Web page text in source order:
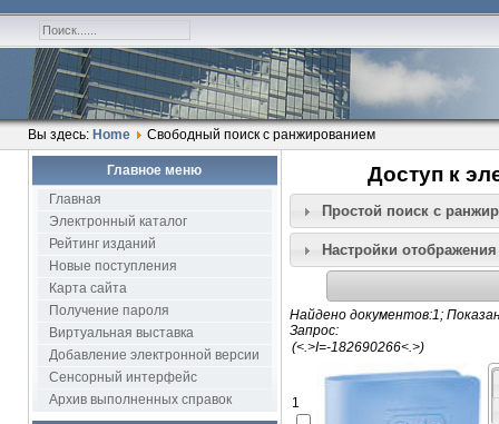
Вы здесь: Home Свободный поиск с ранжированием
Главное меню
Главная
Электронный каталог
Рейтинг изданий
Новые поступления
Карта сайта
Получение пароля
Виртуальная выставка
Добавление электронной версии
Сенсорный интерфейс
Архив выполненных справок
Доступ к
Простой поиск c
Настройки отображения
Найдено документов:1;
Запрос:
1